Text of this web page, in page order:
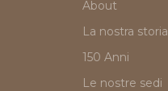
About
La nostra storia
150 Anni
Le nostre sedi